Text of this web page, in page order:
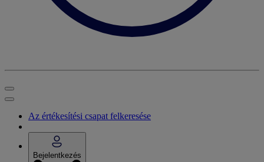
Az értékesítési csapat felkeresése
Bejelentkezés